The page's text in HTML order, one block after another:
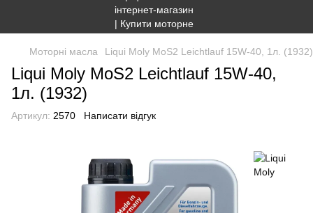
Моторні масла Liqui Moly МoS2 Leichtlauf 15W-40, 1л. (1932)
Liqui Moly МoS2 Leichtlauf 15W-40,
1л. (1932)
Артикул: 2570 Написати відгук